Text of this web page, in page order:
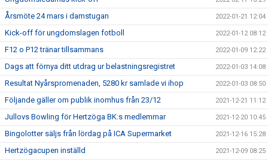
Årsmöte 24 mars i damstugan 2022-01-21 12:04
Kick-off för ungdomslagen fotboll 2022-01-12 08:12
F12 o P12 tränar tillsammans 2022-01-09 12:22
Dags att förnya ditt utdrag ur belastningsregistret 2022-01-03 14:08
Resultat Nyårspromenaden, 5280 kr samlade vi ihop 2022-01-03 08:50
Följande gäller om publik inomhus från 23/12 2021-12-21 11:12
Jullovs Bowling för Hertzöga BK:s medlemmar 2021-12-20 10:45
Bingolotter säljs från lördag på ICA Supermarket 2021-12-16 15:28
Hertzögacupen inställd 2021-12-09 08:25